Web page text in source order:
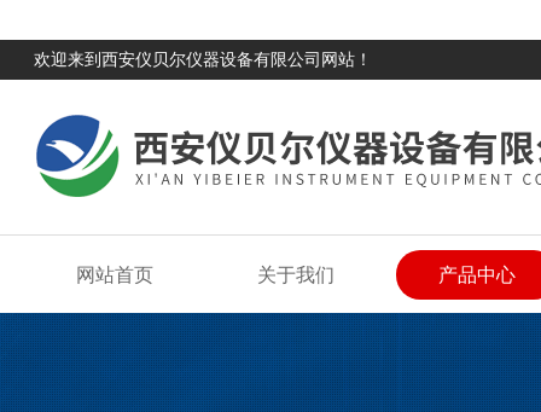
欢迎来到西安仪贝尔仪器设备有限公司网站！
网站首页 关于我们 产品中心